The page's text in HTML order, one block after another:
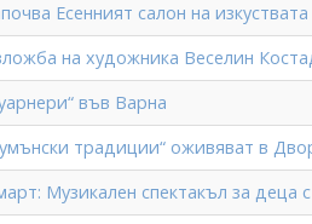
Есенният салон на изкуствата
на художника Веселин
във Варна
традиции“ оживяват в
Музикален спектакъл за